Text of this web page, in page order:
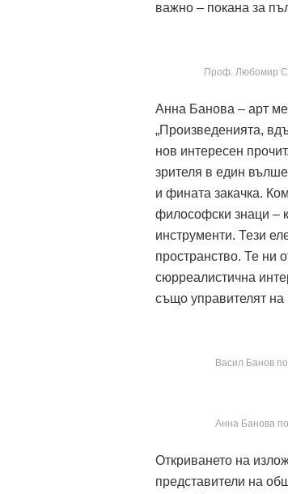
важно – покана за
Проф. Любомир
Анна Банова – арт
„Произведенията,
нов интересен
зрителя в един
и фината закачка.
философски знаци –
инструменти. Тези
пространство. Те ни
сюрреалистична
също управителят на
Васил Банов
Анна Банова
Откриването на
представители на